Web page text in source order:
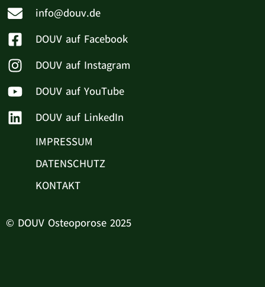
info@douv.de
DOUV auf Facebook
DOUV auf Instagram
DOUV auf YouTube
DOUV auf LinkedIn
IMPRESSUM
DATENSCHUTZ
KONTAKT
© DOUV Osteoporose 2025